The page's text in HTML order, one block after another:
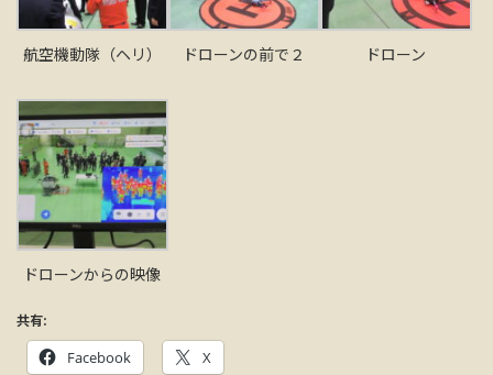
航空機動隊（ヘリ） ドローンの前で２ ドローン
ドローンからの映像
共有:
Facebook X